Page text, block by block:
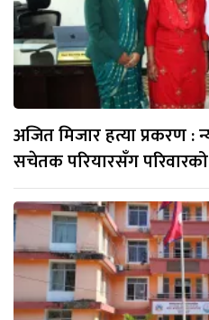
अजित मिजार हत्या प्रकरण :
सचेतक परियारसँग